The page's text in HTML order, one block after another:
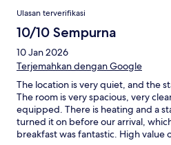
Ulasan terverifikasi
10/10 Sempurna
10 Jan 2026
Terjemahkan dengan Google
The location is very quiet, and the
The room is very spacious, very
equipped. There is heating and a
turned it on before our arrival,
breakfast was fantastic. High value